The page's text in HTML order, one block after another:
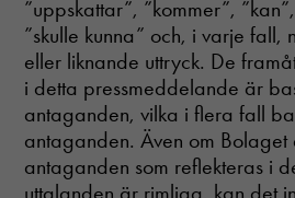
”uppskattar”, ”kommer”,
”skulle kunna” och, i varje fall,
eller liknande uttryck. De
i detta pressmeddelande är
antaganden, vilka i flera fall
antaganden. Även om Bolaget
antaganden som reflekteras i
uttalanden är rimliga, kan det